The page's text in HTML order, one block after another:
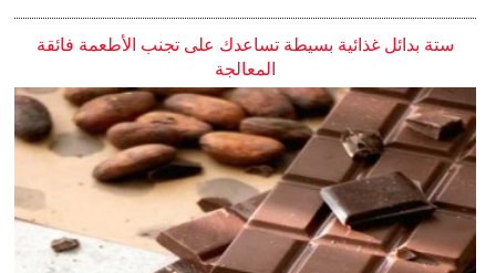
ستة بدائل غذائية بسيطة تساعدك على تجنب الأطعمة فائقة
المعالجة